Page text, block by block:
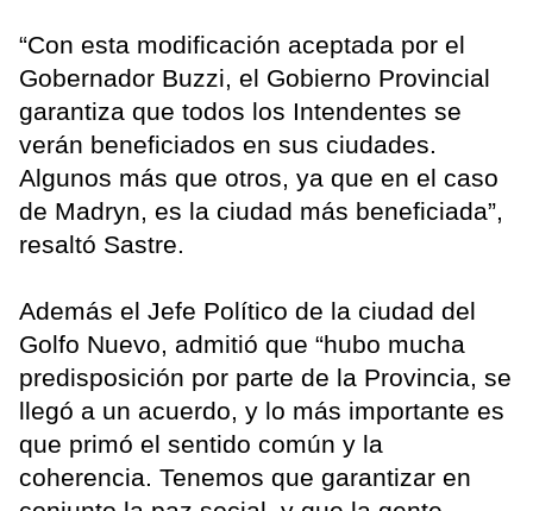
“Con esta modificación aceptada por el
Gobernador Buzzi, el Gobierno Provincial
garantiza que todos los Intendentes se
verán beneficiados en sus ciudades.
Algunos más que otros, ya que en el caso
de Madryn, es la ciudad más beneficiada”,
resaltó Sastre.
Además el Jefe Político de la ciudad del
Golfo Nuevo, admitió que “hubo mucha
predisposición por parte de la Provincia, se
llegó a un acuerdo, y lo más importante es
que primó el sentido común y la
coherencia. Tenemos que garantizar en